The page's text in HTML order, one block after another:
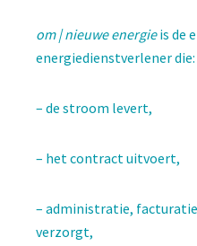
om | nieuwe energieis de
energiedienstverlener die:
– de stroom levert,
– het contract uitvoert,
– administratie,
verzorgt,